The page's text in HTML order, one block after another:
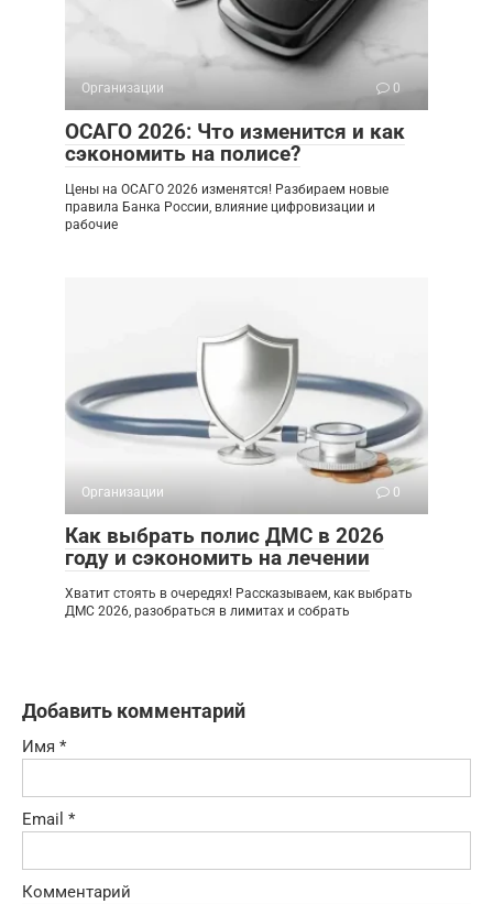
Организации 0
ОСАГО 2026: Что изменится и как
сэкономить на полисе?
Цены на ОСАГО 2026 изменятся! Разбираем новые
правила Банка России, влияние цифровизации и
рабочие
Организации 0
Как выбрать полис ДМС в 2026
году и сэкономить на лечении
Хватит стоять в очередях! Рассказываем, как выбрать
ДМС 2026, разобраться в лимитах и собрать
Добавить комментарий
Имя *
Email *
Комментарий